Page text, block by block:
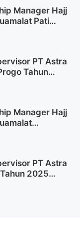
Manager Hajj
Pati
PT Astra
Tahun
Manager Hajj
PT Astra
2025